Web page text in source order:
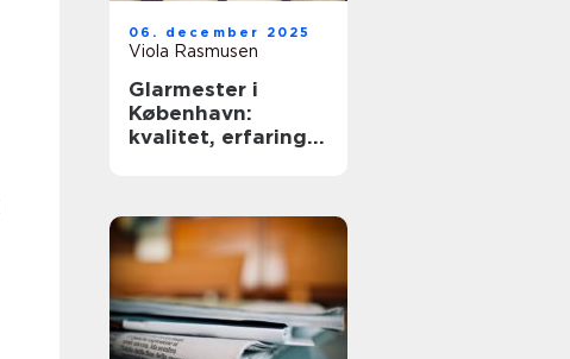
06. december 2025
Viola Rasmusen
Glarmester i
København:
kvalitet, erfaring